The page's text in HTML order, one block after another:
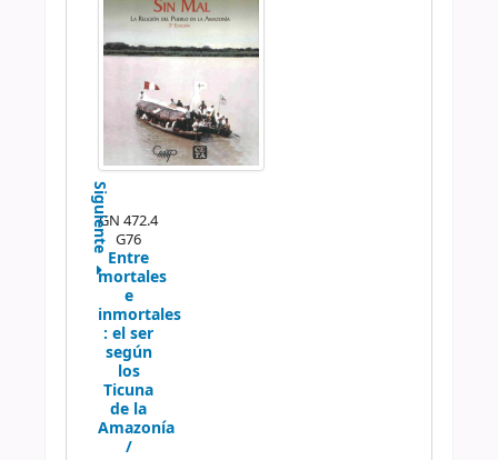
SiguienteGN 472.4
G76
Entre
mortales
e
inmortales
: el ser
según
los
Ticuna
de la
Amazonía
/